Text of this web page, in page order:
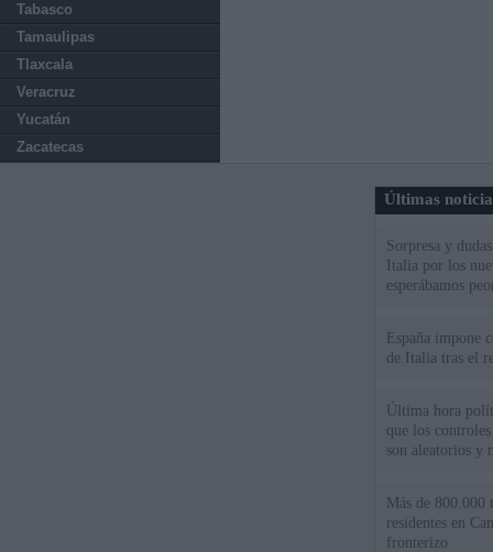
Tabasco
Tamaulipas
Tlaxcala
Veracruz
Yucatán
Zacatecas
Últimas
Sorpresa y
Italia por los
esperábamos
España impone
de Italia tras el
Última hora
que los
son aleatorios y
Más de 800.000
residentes en
fronterizo